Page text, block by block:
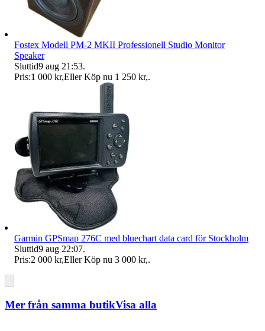
Fostex Modell PM-2 MKII Professionell Studio Monitor
Speaker
Sluttid9 aug 21:53.
Pris:1 000 kr,Eller Köp nu 1 250 kr,.
Garmin GPSmap 276C med bluechart data card för Stockholm
Sluttid9 aug 22:07.
Pris:2 000 kr,Eller Köp nu 3 000 kr,.
Mer från samma butikVisa alla